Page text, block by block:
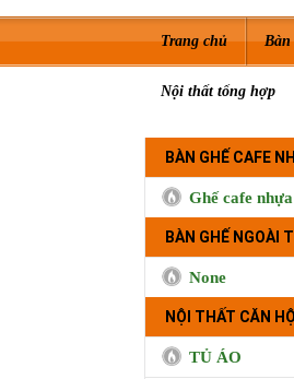
Trang chủ Bàn
Nội thất tổng hợp
BÀN GHẾ CAFE
Ghế cafe nhựa
BÀN GHẾ NGOÀI
None
NỘI THẤT CĂN
TỦ ÁO